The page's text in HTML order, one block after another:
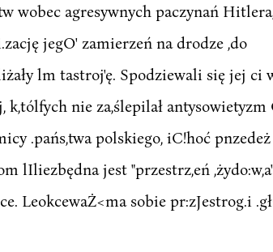
wobec agresywnych paczynań
jegO' zamierzeń na drodze ,do
lm tastroj'ę. Spodziewali się jej ci
nie za,ślepilał antysowietyzm
.pańs,twa polskiego, iC!hoć
lIliezbędna jest "przestrz,eń
LeokcewaŻ<ma sobie pr:zJestrog.i